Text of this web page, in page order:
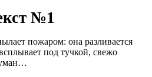
№1
пожаром: она разливается
под тучкой, свежо